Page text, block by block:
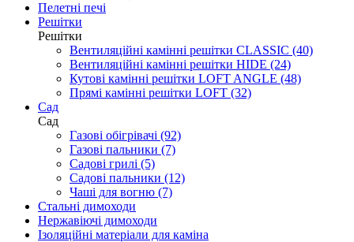
Пелетні печі
Решітки
Решітки
Вентиляційні камінні решітки CLASSIC (40)
Вентиляційні камінні решітки HIDE (24)
Кутові камінні решітки LOFT ANGLE (48)
Прямі камінні решітки LOFT (32)
Cад
Cад
Газові обігрівачі (92)
Газові пальники (7)
Садові грилі (5)
Садові пальники (12)
Чаші для вогню (7)
Стальні димоходи
Нержавіючі димоходи
Ізоляційні матеріали для каміна